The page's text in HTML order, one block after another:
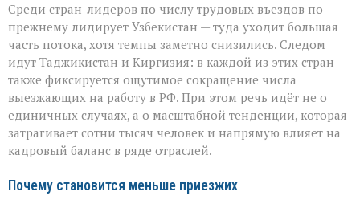
Среди стран-лидеров по числу трудовых въездов по-
прежнему лидирует Узбекистан — туда уходит большая
часть потока, хотя темпы заметно снизились. Следом
идут Таджикистан и Киргизия: в каждой из этих стран
также фиксируется ощутимое сокращение числа
выезжающих на работу в РФ. При этом речь идёт не о
единичных случаях, а о масштабной тенденции, которая
затрагивает сотни тысяч человек и напрямую влияет на
кадровый баланс в ряде отраслей.
Почему становится меньше приезжих